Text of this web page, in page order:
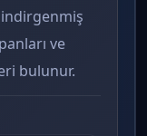
indirgenmiş
ve
bulunur.